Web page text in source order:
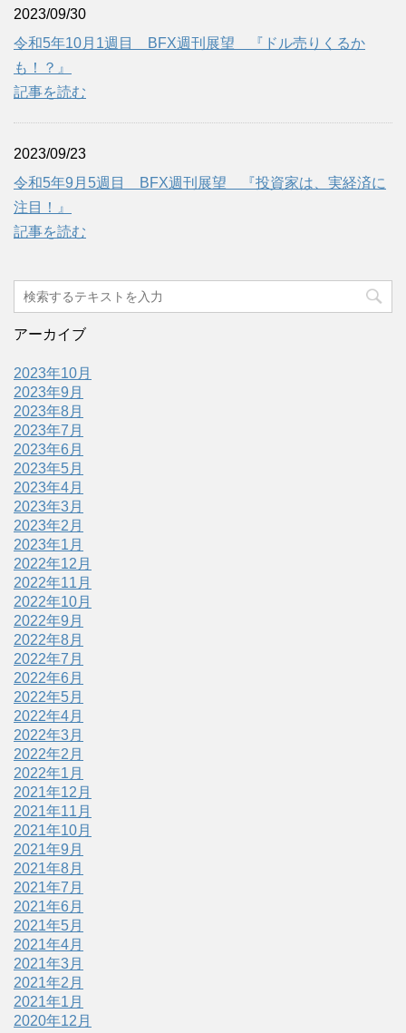
2023/09/30
令和5年10月1週目 BFX週刊展望 『ドル売りくるか
も！？』
記事を読む
2023/09/23
令和5年9月5週目 BFX週刊展望 『投資家は、実経済に
注目！』
記事を読む
アーカイブ
2023年10月
2023年9月
2023年8月
2023年7月
2023年6月
2023年5月
2023年4月
2023年3月
2023年2月
2023年1月
2022年12月
2022年11月
2022年10月
2022年9月
2022年8月
2022年7月
2022年6月
2022年5月
2022年4月
2022年3月
2022年2月
2022年1月
2021年12月
2021年11月
2021年10月
2021年9月
2021年8月
2021年7月
2021年6月
2021年5月
2021年4月
2021年3月
2021年2月
2021年1月
2020年12月